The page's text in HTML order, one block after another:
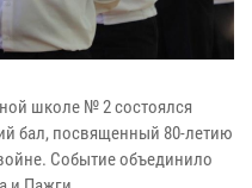
школе № 2 состоялся
бал, посвященный 80-летию
Событие объединило